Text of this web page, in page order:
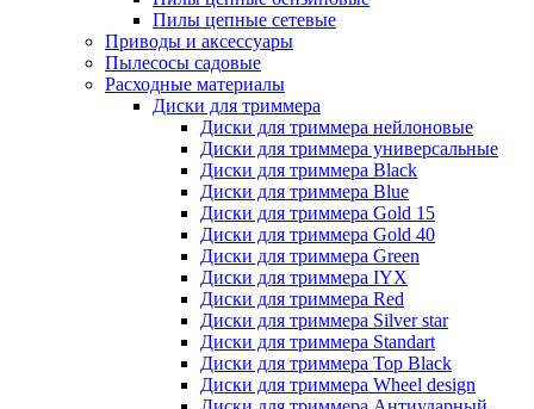
Пилы цепные сетевые
Приводы и аксессуары
Пылесосы садовые
Расходные материалы
Диски для триммера
Диски для триммера нейлоновые
Диски для триммера универсальные
Диски для триммера Black
Диски для триммера Blue
Диски для триммера Gold 15
Диски для триммера Gold 40
Диски для триммера Green
Диски для триммера IYX
Диски для триммера Red
Диски для триммера Silver star
Диски для триммера Standart
Диски для триммера Top Black
Диски для триммера Wheel design